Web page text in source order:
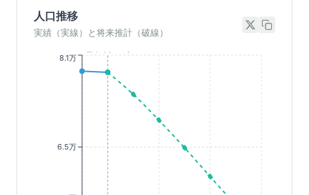
人口推移
実績（実線）と将来推計（破線）
6.5万
8.1万